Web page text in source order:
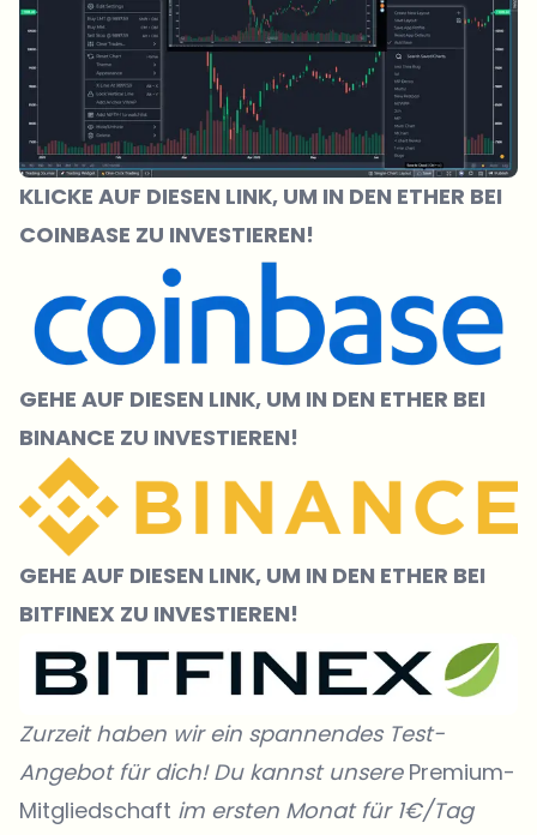
KLICKE AUF DIESEN LINK, UM IN DEN ETHER BEI
COINBASE ZU INVESTIEREN!
GEHE AUF DIESEN LINK, UM IN DEN ETHER BEI
BINANCE ZU INVESTIEREN!
GEHE AUF DIESEN LINK, UM IN DEN ETHER BEI
BITFINEX ZU INVESTIEREN!
Zurzeit haben wir ein spannendes Test-
Angebot für dich! Du kannst unsere Premium-
Mitgliedschaft im ersten Monat für 1€/Tag